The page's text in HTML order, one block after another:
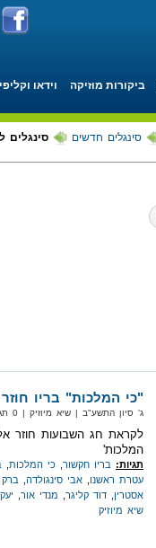
ביקורות מוזיקה וידאו
סינגלים חדשים סינגלים
"כי המלכות" בריו
ג' סיון התשע"ב‏ | שיא מיוזיק‏ | 0 תגובות
לקראת חג השבועות חוזר
המלכות'
תגיות: בריו חקשור כי המלכות
עטרת ראשנו
אבי סינגולדה ברק
אסטרין
דוד קליגר מנדי אור
שיא מיוזיק